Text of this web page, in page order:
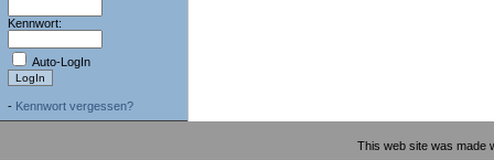
Kennwort:
Auto-LogIn
- Kennwort vergessen?
This web site was made